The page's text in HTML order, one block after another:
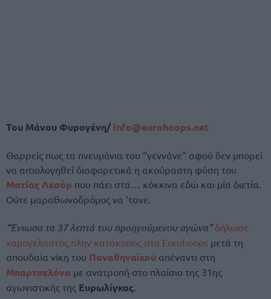
Του Μάνου Φυρογένη/ info@eurohoops.net
Θαρρείς πως τα πνευμόνια του “γεννάνε” αφού δεν μπορεί
να αιτιολογηθεί διαφορετικά η ακούραστη φύση του
Ματίας Λεσόρ που πάει στα… κόκκινα εδώ και μία διετία.
Ούτε μαραθωνοδρόμος να ‘τανε.
“Ένιωσα τα 37 λεπτά του προηγούμενου αγώνα”δήλωσε
χαμογελαστός πλην κατάκοπος στο Eurohoops μετά τη
σπουδαία νίκη του Παναθηναϊκού απέναντι στη
Μπαρτσελόνα με ανατροπή στο πλαίσιο της 31ης
αγωνιστικής της Ευρωλίγκας.